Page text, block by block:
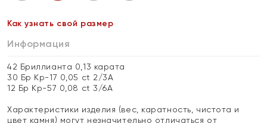
Как узнать свой размер
Информация
42 Бриллианта 0,13 карата
30 Бр Кр-17 0,05 ct 2/3А
12 Бр Кр-57 0,08 ct 3/6А
Характеристики изделия (вес, каратность, чистота и
цвет камня) могут незначительно отличаться от